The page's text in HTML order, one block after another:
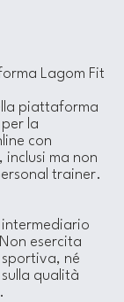
Lagom Fit
piattaforma
la
con
inclusi ma non
trainer.
intermediario
esercita
né
qualità